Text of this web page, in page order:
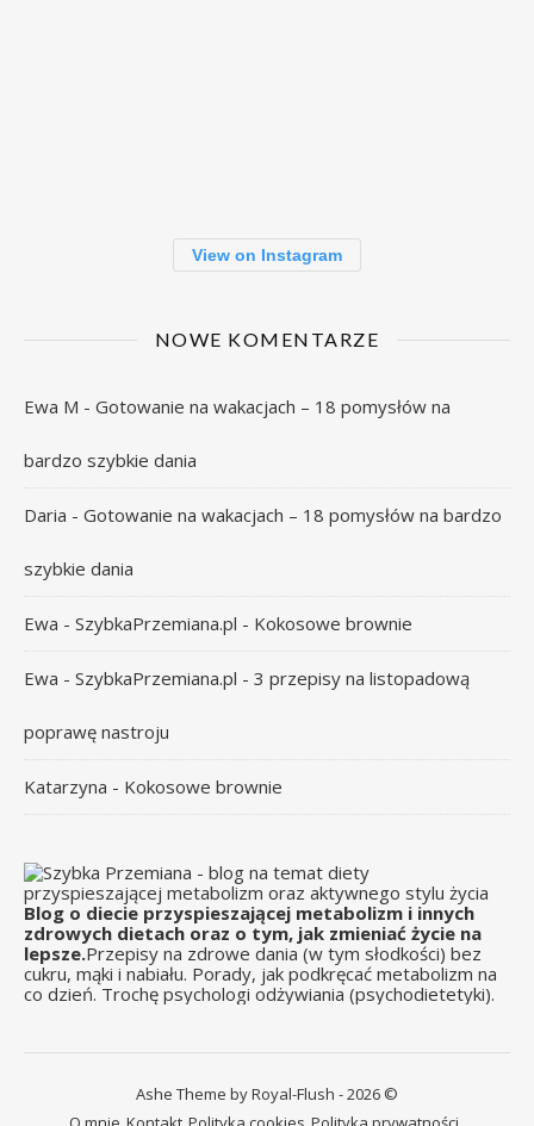
View on Instagram
NOWE KOMENTARZE
Ewa M - Gotowanie na wakacjach – 18 pomysłów na
bardzo szybkie dania
Daria - Gotowanie na wakacjach – 18 pomysłów na bardzo
szybkie dania
Ewa - SzybkaPrzemiana.pl - Kokosowe brownie
Ewa - SzybkaPrzemiana.pl - 3 przepisy na listopadową
poprawę nastroju
Katarzyna - Kokosowe brownie
Blog o diecie przyspieszającej metabolizm i innych
zdrowych dietach oraz o tym, jak zmieniać życie na
lepsze.Przepisy na zdrowe dania (w tym słodkości) bez
cukru, mąki i nabiału. Porady, jak podkręcać metabolizm na
co dzień. Trochę psychologi odżywiania (psychodietetyki).
Ashe Theme by Royal-Flush - 2026 ©